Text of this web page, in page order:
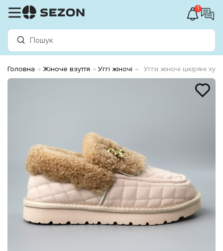
1
Головна Жіноче взуття Уггі жіночі Угги жіночі шкіряні